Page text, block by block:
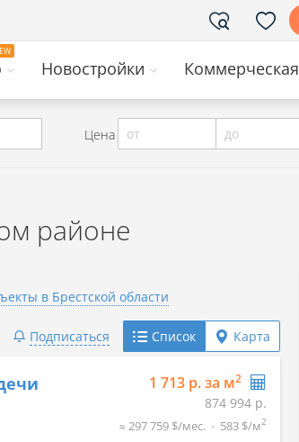
Новостройки Коммерческая
Цена от до
районе
в Брестской области
Подписаться Список Карта
1 713 р. за м2
874 994 р.
≈ 297 759 $/мес. 583 $/м2